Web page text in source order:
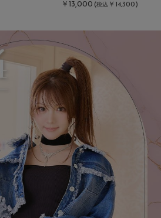
￥13,000 (税込 ￥14,300)